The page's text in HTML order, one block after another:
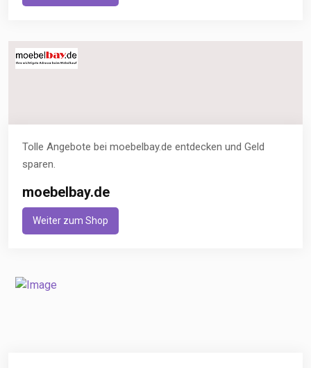
Tolle Angebote bei moebelbay.de entdecken und Geld
sparen.
moebelbay.de
Weiter zum Shop